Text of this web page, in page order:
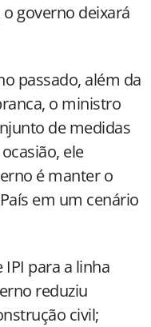
governo deixará
passado, além da
o ministro
de medidas
ele
é manter o
em um cenário
para a linha
reduziu
civil;